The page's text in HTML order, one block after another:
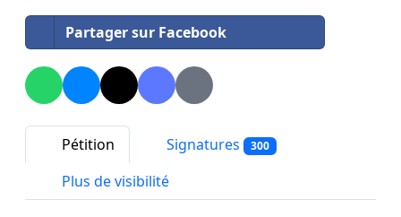
Partager sur Facebook
Pétition Signatures 300
Plus de visibilité